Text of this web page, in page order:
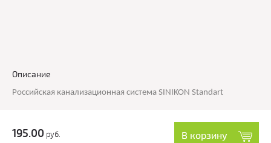
Описание
Российская канализационная система SINIKON Standart
195.00 руб. В корзину